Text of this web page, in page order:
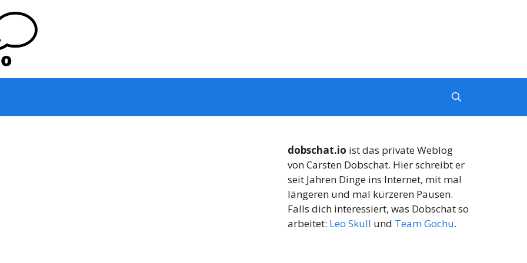
dobschat.io ist das private Weblog
von Carsten Dobschat. Hier schreibt er
seit Jahren Dinge ins Internet, mit mal
längeren und mal kürzeren Pausen.
Falls dich interessiert, was Dobschat so
arbeitet: Leo Skull und Team Gochu.